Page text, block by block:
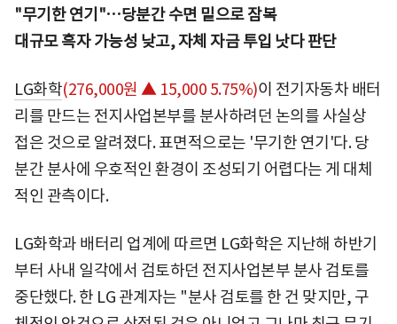
"무기한 연기"…당분간 수면 밑으로 잠복
대규모 흑자 가능성 낮고, 자체 자금 투입 낫다 판단
LG화학(276,000원 ▲ 15,000 5.75%)이 전기자동차 배터
리를 만드는 전지사업본부를 분사하려던 논의를 사실상
접은 것으로 알려졌다. 표면적으로는 '무기한 연기'다. 당
분간 분사에 우호적인 환경이 조성되기 어렵다는 게 대체
적인 관측이다.
LG화학과 배터리 업계에 따르면 LG화학은 지난해 하반기
부터 사내 일각에서 검토하던 전지사업본부 분사 검토를
중단했다. 한 LG 관계자는 "분사 검토를 한 건 맞지만, 구